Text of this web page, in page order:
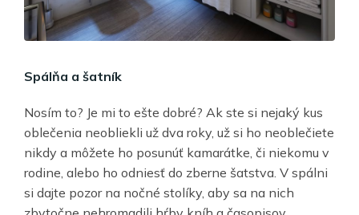
Spálňa a šatník
Nosím to? Je mi to ešte dobré? Ak ste si nejaký kus
oblečenia neobliekli už dva roky, už si ho neoblečiete
nikdy a môžete ho posunúť kamarátke, či niekomu v
rodine, alebo ho odniesť do zberne šatstva. V spálni
si dajte pozor na nočné stolíky, aby sa na nich